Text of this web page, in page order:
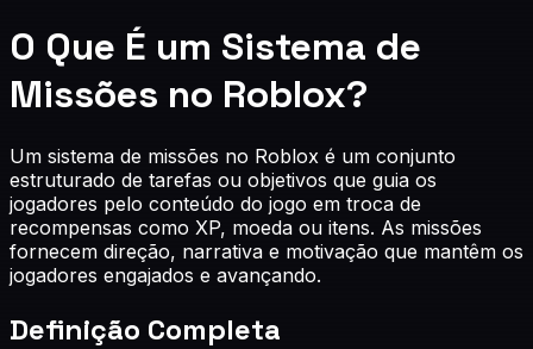
O Que É um Sistema de
Missões no Roblox?
Um sistema de missões no Roblox é um conjunto
estruturado de tarefas ou objetivos que guia os
jogadores pelo conteúdo do jogo em troca de
recompensas como XP, moeda ou itens. As missões
fornecem direção, narrativa e motivação que mantêm os
jogadores engajados e avançando.
Definição Completa